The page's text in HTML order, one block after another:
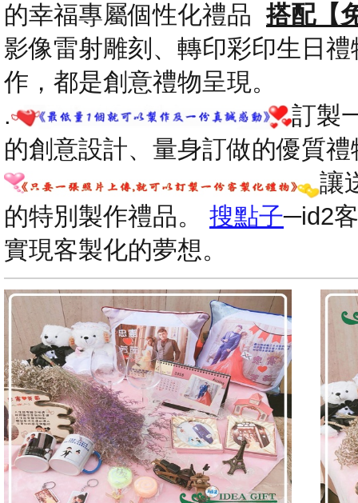
的幸福專屬個性化禮品搭配【
影像雷射雕刻、轉印彩印生日禮
作，都是創意禮物呈現。
.
訂製
的創意設計、量身訂做的優質禮
讓
的特別製作禮品。 搜點子─id2
實現客製化的夢想。